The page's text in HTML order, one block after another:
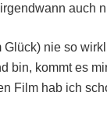
auch
Glück) nie so
bin, kommt es
Film hab ich